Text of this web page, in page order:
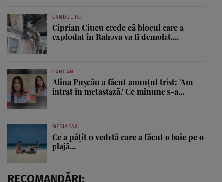
GANDUL.RO
Ciprian Ciucu crede că blocul care a
explodat în Rahova va fi demolat....
CANCAN
Alina Pușcău a făcut anunțul trist: 'Am
intrat în metastază.' Ce minune s-a...
MEDIAFAX
Ce a pățit o vedetă care a făcut o baie pe o
plajă...
RECOMANDĂRI: